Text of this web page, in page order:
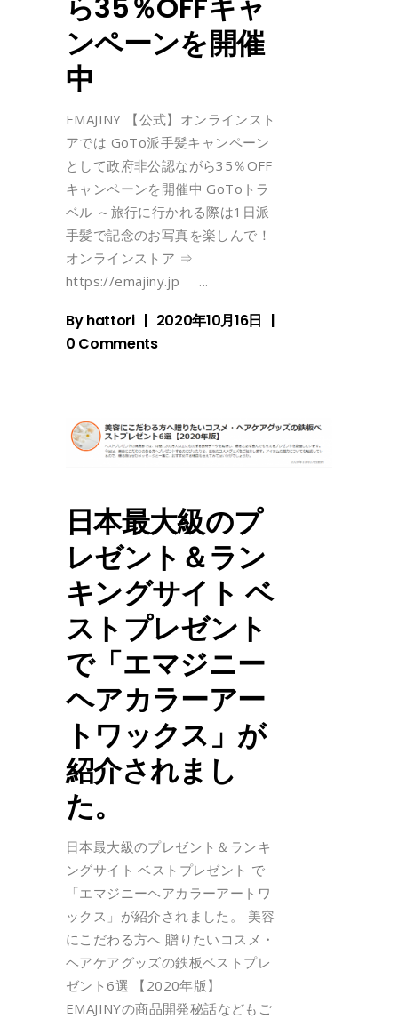
ンペーンを開催
中
EMAJINY 【公式】オンラインスト
アでは GoTo派手髪キャンペーン
として政府非公認ながら35％OFF
キャンペーンを開催中 GoToトラ
ベル ～旅行に行かれる際は1日派
手髪で記念のお写真を楽しんで！
オンラインストア ⇒
https://emajiny.jp
Byhattori
2020年10月16日
0 Comments
日本最大級のプ
レゼント＆ラン
キングサイト ベ
ストプレゼント
で「エマジニー
ヘアカラーアー
トワックス」が
紹介されまし
た。
日本最大級のプレゼント＆ランキ
ングサイト ベストプレゼント で
「エマジニーヘアカラーアートワ
ックス」が紹介されました。 美容
にこだわる方へ 贈りたいコスメ・
ヘアケアグッズの鉄板ベストプレ
ゼント6選 【2020年版】
EMAJINYの商品開発秘話などもご